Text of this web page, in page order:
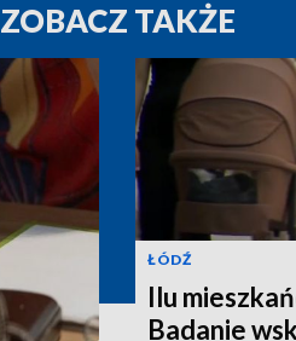
ZOBACZ TAKŻE
ŁÓDŹ
Ilu
Badanie